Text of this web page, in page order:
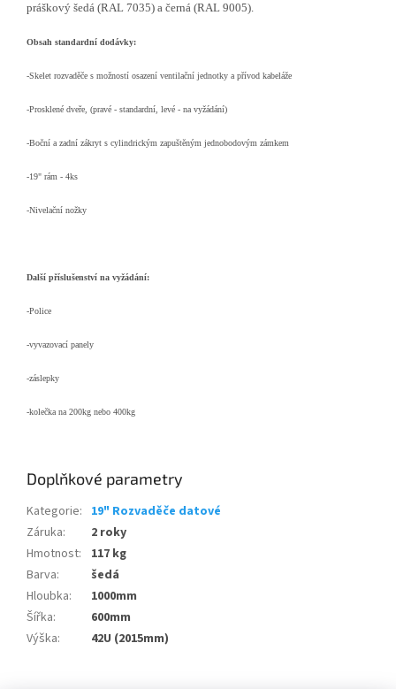
práškový šedá (RAL 7035) a černá (RAL 9005).
Obsah standardní dodávky:
-Skelet rozvaděče s možností osazení ventilační jednotky a přívod kabeláže
-Prosklené dveře, (pravé - standardní, levé - na vyžádání)
-Boční a zadní zákryt s cylindrickým zapuštěným jednobodovým zámkem
-19" rám - 4ks
-Nivelační nožky
Další příslušenství na vyžádání:
-Police
-vyvazovací panely
-záslepky
-kolečka na 200kg nebo 400kg
Doplňkové parametry
Kategorie: 19" Rozvaděče datové
Záruka:
2 roky
Hmotnost:
117 kg
Barva:
šedá
Hloubka:
1000mm
Šířka:
600mm
Výška: 42U (2015mm)